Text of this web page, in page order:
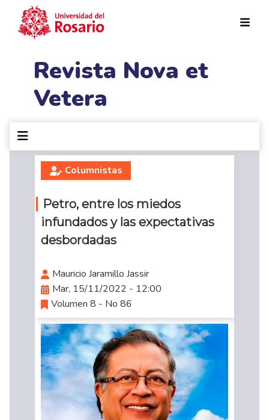
Revista Nova et
Vetera
Columnistas
Petro, entre los miedos
infundados y las expectativas
desbordadas
Mauricio Jaramillo Jassir
Mar, 15/11/2022 - 12:00
Volumen 8 - No 86